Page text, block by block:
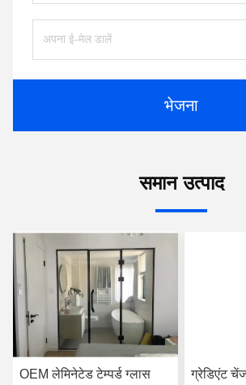
भेजना
समान उत्पाद
OEM लेमिनेटेड टेम्पर्ड ग्लास
ग्रेडिएंट